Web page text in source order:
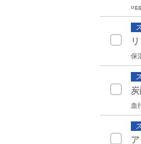
保
血